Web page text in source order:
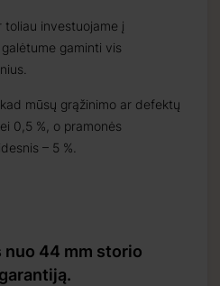
toliau investuojame į
gaminti vis
mūsų grąžinimo ar defektų
0,5 %, o pramonės
– 5 %.
nuo 44 mm storio